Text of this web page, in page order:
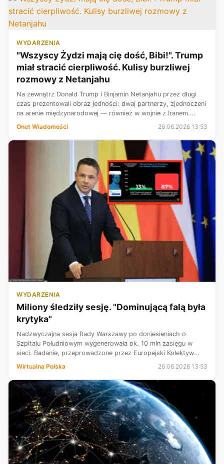
WYDARZENIA
"Wszyscy Żydzi mają cię dość, Bibi!". Trump
miał stracić cierpliwość. Kulisy burzliwej
rozmowy z Netanjahu
Na zewnątrz Donald Trump i Binjamin Netanjahu przez długi
czas prezentowali obraz jedności: dwaj partnerzy, zjednoczeni
na arenie międzynarodowej — również w wojnie z Iranem.
Jednak ostatnio ten obraz zaczął pękać. Nowa książka
reporterów znających k...
Onet Wiadomości 26.06.2026 13:53
WYDARZENIA
Miliony śledziły sesję. "Dominującą falą była
krytyka"
Nadzwyczajna sesja Rady Warszawy po doniesieniach o
Szpitalu Południowym wygenerowała ok. 10 mln zasięgu w
sieci. Badanie, przeprowadzone przez Europejski Kolektyw
Analityczny "Res Futura", wskazuje, że wśród internautów
Wirtualna Polska 26.06.2026 13:53